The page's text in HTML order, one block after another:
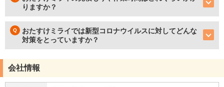
りますか？
おたすけミライでは新型コロナウイルスに対してどんな
対策をとっていますか？
会社情報